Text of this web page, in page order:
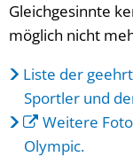
Gleichgesinnte
möglich nicht
Liste der
Sportler und
Weitere
Olympic.